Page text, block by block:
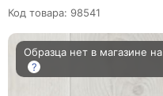
Код товара: 98541
Образца нет в магазине на
?